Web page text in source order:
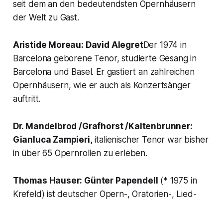
seit dem an den bedeutendsten Opernhäusern
der Welt zu Gast.
Aristide Moreau: David AlegretDer 1974 in
Barcelona geborene Tenor, studierte Gesang in
Barcelona und Basel. Er gastiert an zahlreichen
Opernhäusern, wie er auch als Konzertsänger
auftritt.
Dr. Mandelbrod /Grafhorst /Kaltenbrunner:
Gianluca Zampieri,italienischer Tenor war bisher
in über 65 Opernrollen zu erleben.
Thomas Hauser: Günter Papendell
(* 1975 in
Krefeld) ist deutscher Opern-, Oratorien-, Lied-